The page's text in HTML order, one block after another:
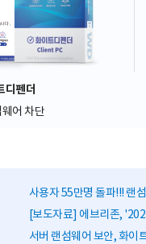
디펜더
어 차단
사용자 55만명 돌파!!! 랜
[보도자료] 에브리존,
서버 랜섬웨어 보안, 화